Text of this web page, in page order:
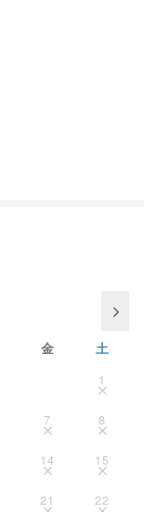
金 土
1
7 8
14 15
21 22